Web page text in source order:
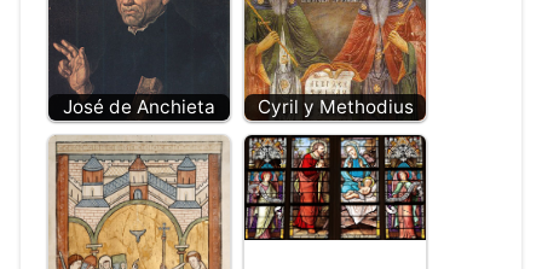
José de Anchieta Cyril y Methodius